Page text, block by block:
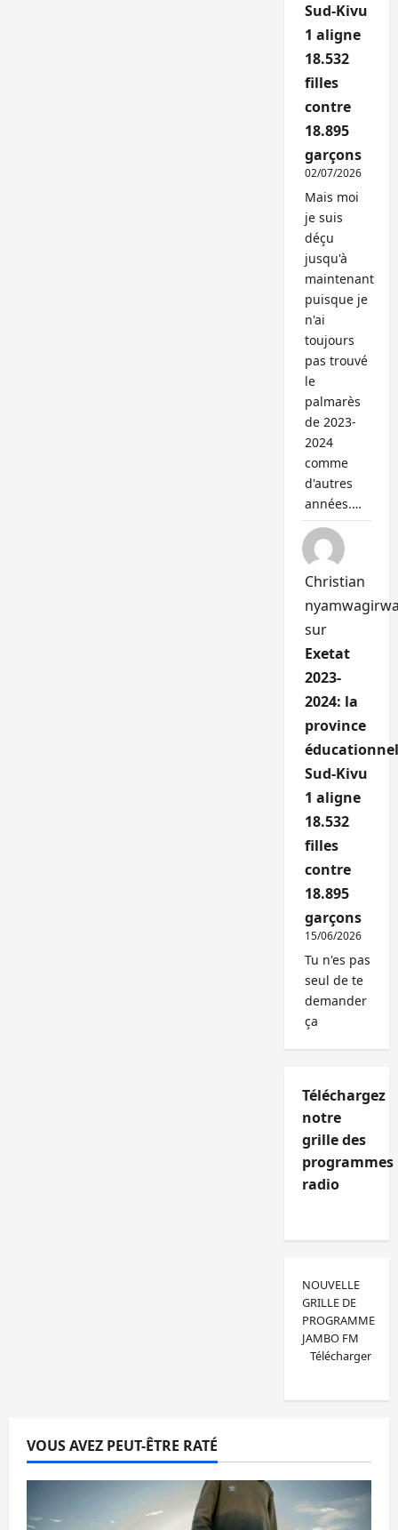
Sud-Kivu
1 aligne
18.532
filles
contre
18.895
garçons
02/07/2026
Mais moi
je suis
déçu
jusqu'à
maintenant
puisque je
n'ai
toujours
pas trouvé
le
palmarès
de 2023-
2024
comme
d'autres
années.…
Christian
sur
Exetat
2023-
2024: la
province
Sud-Kivu
1 aligne
18.532
filles
contre
18.895
garçons
15/06/2026
Tu n'es pas
seul de te
demander
ça
Téléchargez
notre
grille des
programmes
radio
NOUVELLE
GRILLE DE
PROGRAMME
JAMBO FM
Télécharger
VOUS AVEZ PEUT-ÊTRE RATÉ